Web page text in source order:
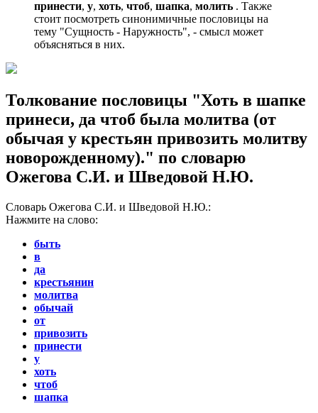
принести, у, хоть, чтоб, шапка, молить . Также
стоит посмотреть синонимичные пословицы на
тему "Сущность - Наружность", - смысл может
объясняться в них.
Толкование пословицы "Хоть в шапке
принеси, да чтоб была молитва (от
обычая у крестьян привозить молитву
новорожденному)." по словарю
Ожегова С.И. и Шведовой Н.Ю.
Словарь Ожегова С.И. и Шведовой Н.Ю.:
Нажмите на слово:
быть
в
да
крестьянин
молитва
обычай
от
привозить
принести
у
хоть
чтоб
шапка